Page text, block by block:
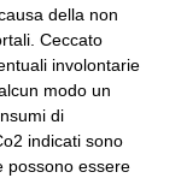
della non
Ceccato
involontarie
modo un
di
indicati sono
possono essere